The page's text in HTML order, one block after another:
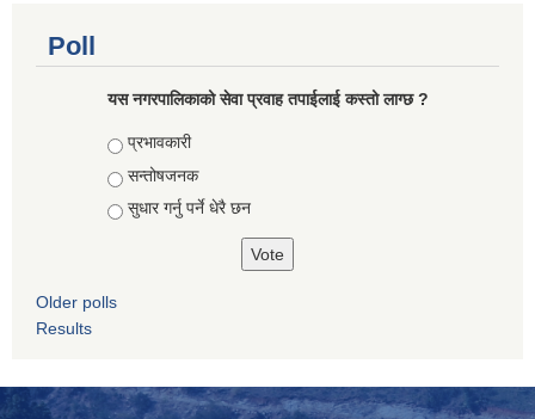
Poll
यस नगरपालिकाको सेवा प्रवाह तपाईलाई कस्तो लाग्छ ?
Choices
प्रभावकारी
सन्तोषजनक
सुधार गर्नु पर्ने धेरै छन
Older polls
Results